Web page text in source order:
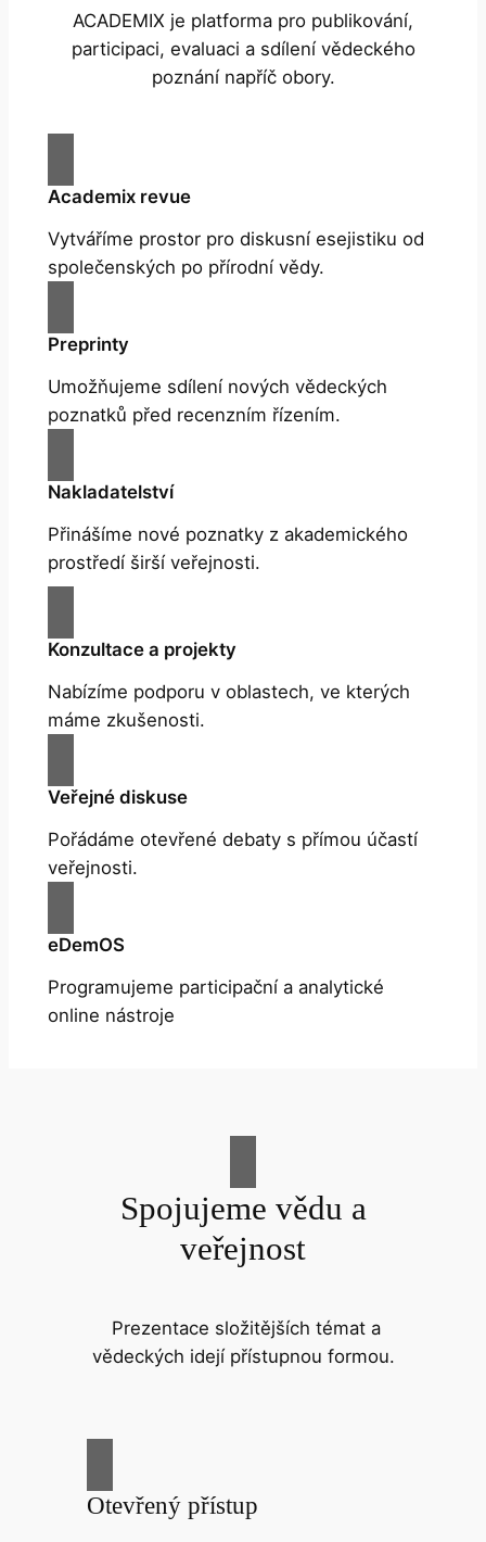
ACADEMIX je platforma pro publikování,
participaci, evaluaci a sdílení vědeckého
poznání napříč obory.
Academix revue
Vytváříme prostor pro diskusní esejistiku od
společenských po přírodní vědy.
Preprinty
Umožňujeme sdílení nových vědeckých
poznatků před recenzním řízením.
Nakladatelství
Přinášíme nové poznatky z akademického
prostředí širší veřejnosti.
Konzultace a projekty
Nabízíme podporu v oblastech, ve kterých
máme zkušenosti.
Veřejné diskuse
Pořádáme otevřené debaty s přímou účastí
veřejnosti.
eDemOS
Programujeme participační a analytické
online nástroje
Spojujeme vědu a
veřejnost
Prezentace složitějších témat a
vědeckých idejí přístupnou formou.
Otevřený přístup